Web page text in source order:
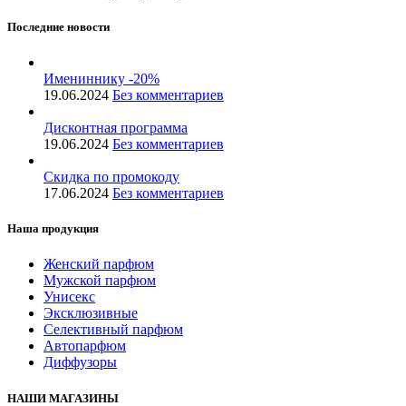
Последние новости
Имениннику -20%
19.06.2024 Без комментариев
Дисконтная программа
19.06.2024 Без комментариев
Скидка по промокоду
17.06.2024 Без комментариев
Наша продукция
Женский парфюм
Мужской парфюм
Унисекс
Эксклюзивные
Селективный парфюм
Автопарфюм
Диффузоры
НАШИ МАГАЗИНЫ